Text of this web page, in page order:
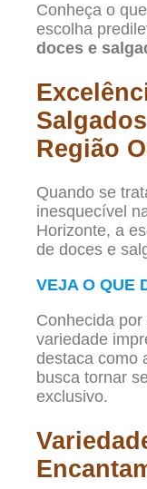
Conheça o
escolha
doces e
Região
Quando se
inesquecível
Horizonte, a
de doces e
VEJA O QUE
Conhecida
variedade
destaca como
busca tornar
exclusivo.